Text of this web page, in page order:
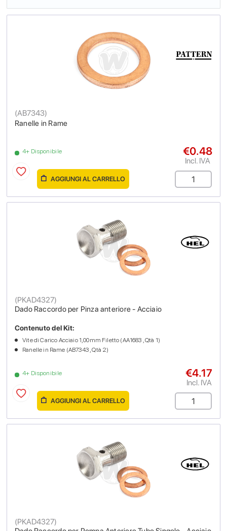
Ranelle in Rame
(AB7343)
4+ Disponibile €0.48
Incl. IVA
AGGIUNGI AL CARRELLO
Dado Raccordo per Pinza anteriore - Acciaio
(PKAD4327)
4+ Disponibile
Contenuto del Kit:
Vite di Carico Acciaio 1,00mm Filetto (AA1683 , Qtà 1)
Ranelle in Rame (AB7343 , Qtà 2)
€4.17
Incl. IVA
AGGIUNGI AL CARRELLO
(PKAD4327)